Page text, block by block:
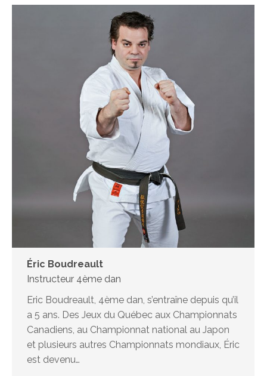
Éric Boudreault
Instructeur 4ème dan
Eric Boudreault, 4ème dan, s’entraîne depuis qu’il
a 5 ans. Des Jeux du Québec aux Championnats
Canadiens, au Championnat national au Japon
et plusieurs autres Championnats mondiaux, Éric
est devenu…